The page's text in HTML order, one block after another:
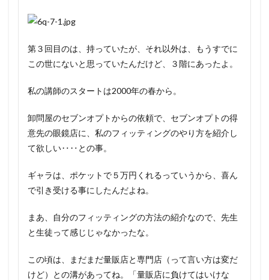
第３回目のは、持っていたが、それ以外は、もうすでに
この世にないと思っていたんだけど、３階にあったよ。
私の講師のスタートは2000年の春から。
卸問屋のセブンオプトからの依頼で、セブンオプトの得
意先の眼鏡店に、私のフィッティングのやり方を紹介し
て欲しい‥‥との事。
ギャラは、ポケットで５万円くれるっていうから、喜ん
で引き受ける事にしたんだよね。
まあ、自分のフィッティングの方法の紹介なので、先生
と生徒って感じじゃなかったな。
この頃は、まだまだ量販店と専門店（って言い方は変だ
けど）との溝があってね。「量販店に負けてはいけな